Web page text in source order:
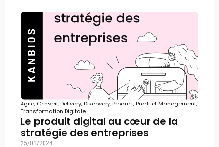
Agile, Conseil, Delivery, Discovery, Product, Product Management,
Transformation Digitale
Le produit digital au cœur de la
stratégie des entreprises
25/01/2024